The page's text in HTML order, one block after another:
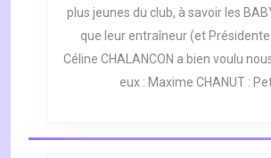
plus jeunes du club, à savoir les
que leur entraîneur (et Présidente
Céline CHALANCON a bien voulu
eux : Maxime CHANUT :